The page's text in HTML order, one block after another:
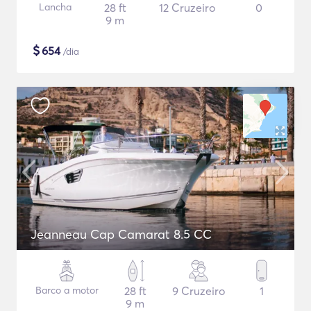
Lancha
28 ft
9 m
12 Cruzeiro 0
$654/dia
Jeanneau Cap Camarat 8.5 CC
Barco a motor
28 ft
9 m
9 Cruzeiro 1